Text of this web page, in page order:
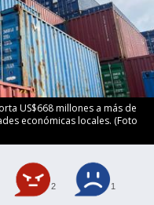
US$668 millones a más de
económicas locales. (Foto
2 1